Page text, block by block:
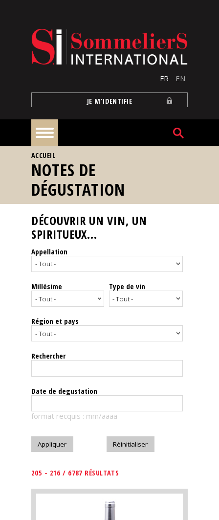
FR EN
JE M'IDENTIFIE
À
la
une
Reportages
Nos
Spiritueux
Notes
dégustation
Le
magazine
Télécharger
VOUS ÊTES ICI
ACCUEIL
NOTES DE
DÉGUSTATION
DÉCOUVRIR UN VIN, UN
SPIRITUEUX...
Appellation
Millésime Type de vin
Région et pays
Rechercher
Date de degustation
format recquis : mm/aaaa
205 - 216 / 6787 RÉSULTATS